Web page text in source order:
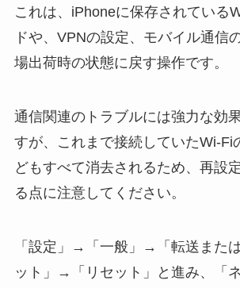
これは、iPhoneに保存されている
ドや、VPNの設定、モバイル通信
場出荷時の状態に戻す操作です。
通信関連のトラブルには強力な効
すが、これまで接続していたWi-Fi
どもすべて消去されるため、再設
る点に注意してください。
「設定」→「一般」→「転送また
ット」→「リセット」と進み、「